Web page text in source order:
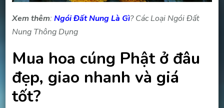
Xem thêm:Ngói Đất Nung Là Gì? Các Loại Ngói Đất
Nung Thông Dụng
Mua hoa cúng Phật ở đâu
đẹp, giao nhanh và giá
tốt?